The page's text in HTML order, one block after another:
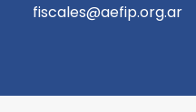
fiscales@aefip.org.ar